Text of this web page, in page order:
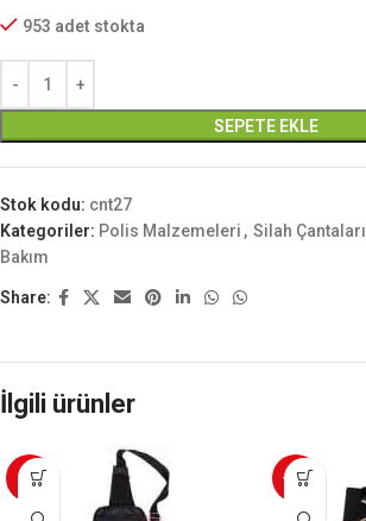
953 adet stokta
SEPETE EKLE
Stok kodu: cnt27
Kategoriler: Polis Malzemeleri , Silah Çantaları
Bakım
Share:
İlgili ürünler
-4% -20%